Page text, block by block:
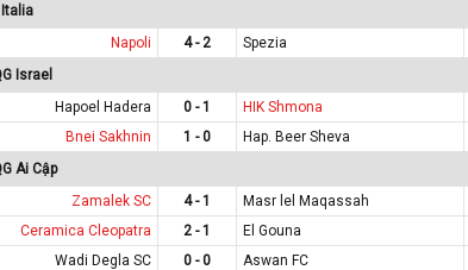
Italia
Napoli 4 - 2 Spezia
Israel
Hapoel Hadera 0 - 1 HIK Shmona
Bnei Sakhnin 1 - 0 Hap. Beer Sheva
Ai Cập
Zamalek SC 4 - 1 Masr lel Maqassah
Ceramica Cleopatra 2 - 1 El Gouna
Wadi Degla SC 0 - 0 Aswan FC